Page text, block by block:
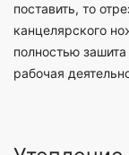
поставить, то
канцелярского
полностью
рабочая